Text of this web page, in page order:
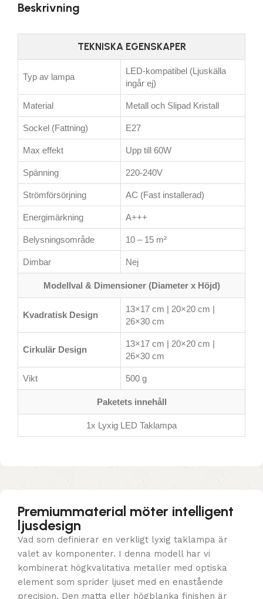
Beskrivning
TEKNISKA EGENSKAPER
Typ av lampa
LED-kompatibel (Ljuskälla
ingår ej)
Material Metall och Slipad Kristall
Sockel (Fattning) E27
Max effekt Upp till 60W
Spänning 220-240V
Strömförsörjning AC (Fast installerad)
Energimärkning A+++
Belysningsområde 10 – 15 m²
Dimbar Nej
Modellval & Dimensioner (Diameter x Höjd)
Kvadratisk Design
13×17 cm | 20×20 cm |
26×30 cm
Cirkulär Design
13×17 cm | 20×20 cm |
26×30 cm
Vikt 500 g
Paketets innehåll
1x Lyxig LED Taklampa
Premiummaterial möter intelligent
ljusdesign
Vad som definierar en verkligt lyxig taklampa är
valet av komponenter. I denna modell har vi
kombinerat högkvalitativa metaller med optiska
element som sprider ljuset med en enastående
precision. Den matta eller högblanka finishen är